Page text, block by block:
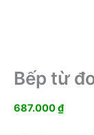
Bếp từ
687.000₫